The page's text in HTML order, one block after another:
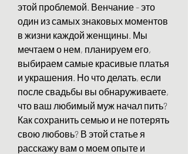
этой проблемой. Венчание - это
один из самых знаковых моментов
в жизни каждой женщины. Мы
мечтаем о нем, планируем его,
выбираем самые красивые платья
и украшения. Но что делать, если
после свадьбы вы обнаруживаете,
что ваш любимый муж начал пить?
Как сохранить семью и не потерять
свою любовь? В этой статье я
расскажу вам о моем опыте и